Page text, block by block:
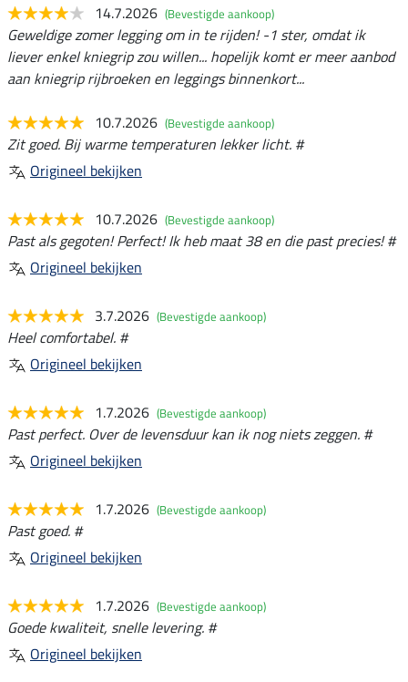
14.7.2026 (Bevestigde aankoop)
Geweldige zomer legging om in te rijden! -1 ster, omdat ik
liever enkel kniegrip zou willen... hopelijk komt er meer aanbod
aan kniegrip rijbroeken en leggings binnenkort...
10.7.2026 (Bevestigde aankoop)
Zit goed. Bij warme temperaturen lekker licht. #
Origineel bekijken
10.7.2026 (Bevestigde aankoop)
Past als gegoten! Perfect! Ik heb maat 38 en die past precies! #
Origineel bekijken
3.7.2026 (Bevestigde aankoop)
Heel comfortabel. #
Origineel bekijken
1.7.2026 (Bevestigde aankoop)
Past perfect. Over de levensduur kan ik nog niets zeggen. #
Origineel bekijken
1.7.2026 (Bevestigde aankoop)
Past goed. #
Origineel bekijken
1.7.2026 (Bevestigde aankoop)
Goede kwaliteit, snelle levering. #
Origineel bekijken